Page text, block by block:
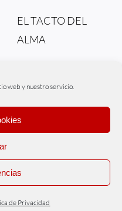
web y nuestro servicio.
de Privacidad
EL TACTO DEL
ALMA
FLUIDO
byWIPInternet
|Aviso legal|Tratamiento